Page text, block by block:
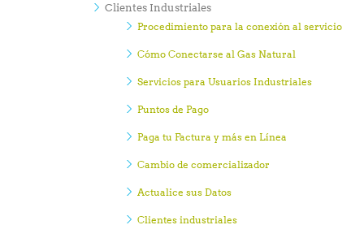
Clientes Industriales
Procedimiento para la conexión al servicio
Cómo Conectarse al Gas Natural
Servicios para Usuarios Industriales
Puntos de Pago
Paga tu Factura y más en Línea
Cambio de comercializador
Actualice sus Datos
Clientes industriales